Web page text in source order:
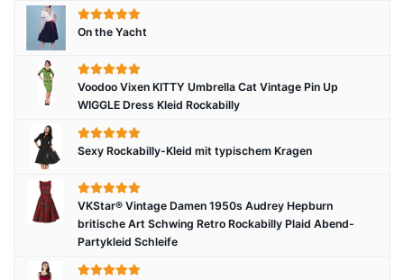
On the Yacht
Voodoo Vixen KITTY Umbrella Cat Vintage Pin Up
WIGGLE Dress Kleid Rockabilly
Sexy Rockabilly-Kleid mit typischem Kragen
VKStar® Vintage Damen 1950s Audrey Hepburn
britische Art Schwing Retro Rockabilly Plaid Abend-
Partykleid Schleife